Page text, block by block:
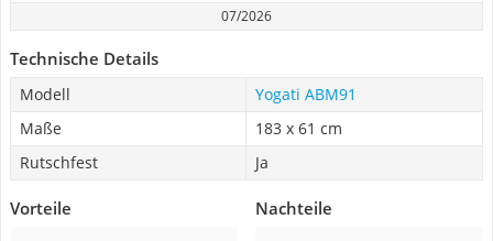
07/2026
Technische Details
Modell
Yogati ‎ABM91
Maße
183 x 61 cm
Rutschfest
Ja
Vorteile Nachteile